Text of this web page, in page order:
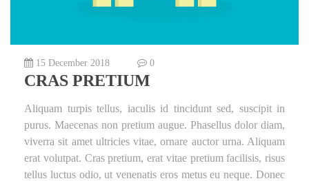
15 December 2018 0
CRAS PRETIUM
Aliquam turpis tellus, iaculis id tincidunt sed, suscipit in
purus. Maecenas non pretium augue. Phasellus dolor diam,
viverra sit amet ultricies vitae, ornare auctor urna. Aliquam
erat volutpat. Cras pretium, erat vitae pretium facilisis, risus
tellus luctus odio, ut venenatis eros metus eu neque. Donec